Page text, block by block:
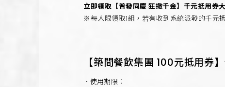
立即領取【普發同慶 狂撒千金】千元抵用券
※每人限領取1組，若有收到系統派發的千元
【築間餐飲集團 100元抵用券
．使用期限：